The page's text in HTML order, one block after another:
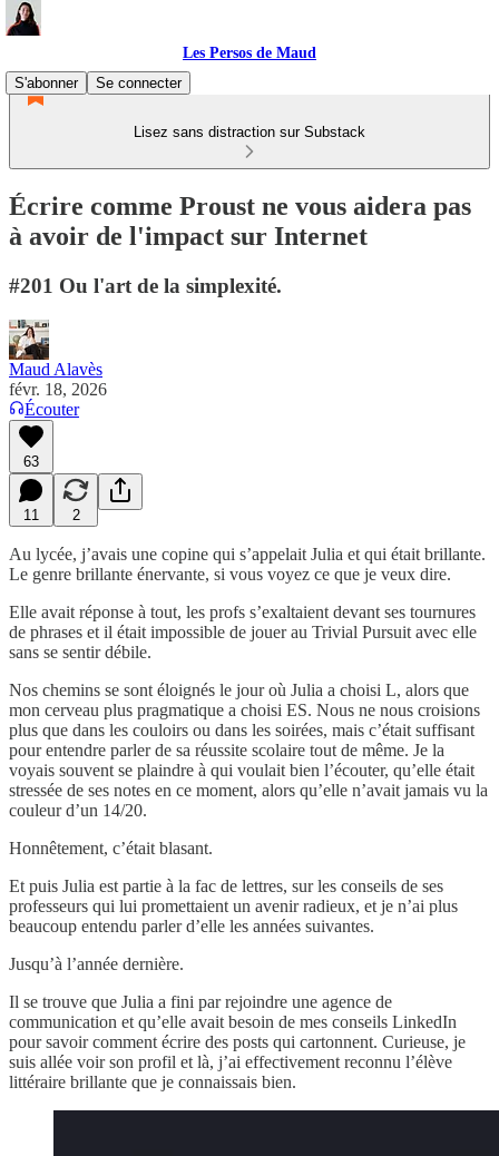
Les Persos de Maud
S'abonner
Se connecter
Lisez sans distraction sur Substack
Écrire comme Proust ne vous aidera pas
à avoir de l'impact sur Internet
#201 Ou l'art de la simplexité.
Maud Alavès
févr. 18, 2026
Écouter
63
11 2
Au lycée, j’avais une copine qui s’appelait Julia et qui était brillante.
Le genre brillante énervante, si vous voyez ce que je veux dire.
Elle avait réponse à tout, les profs s’exaltaient devant ses tournures
de phrases et il était impossible de jouer au Trivial Pursuit avec elle
sans se sentir débile.
Nos chemins se sont éloignés le jour où Julia a choisi L, alors que
mon cerveau plus pragmatique a choisi ES. Nous ne nous croisions
plus que dans les couloirs ou dans les soirées, mais c’était suffisant
pour entendre parler de sa réussite scolaire tout de même. Je la
voyais souvent se plaindre à qui voulait bien l’écouter, qu’elle était
stressée de ses notes en ce moment, alors qu’elle n’avait jamais vu la
couleur d’un 14/20.
Honnêtement, c’était blasant.
Et puis Julia est partie à la fac de lettres, sur les conseils de ses
professeurs qui lui promettaient un avenir radieux, et je n’ai plus
beaucoup entendu parler d’elle les années suivantes.
Jusqu’à l’année dernière.
Il se trouve que Julia a fini par rejoindre une agence de
communication et qu’elle avait besoin de mes conseils LinkedIn
pour savoir comment écrire des posts qui cartonnent. Curieuse, je
suis allée voir son profil et là, j’ai effectivement reconnu l’élève
littéraire brillante que je connaissais bien.